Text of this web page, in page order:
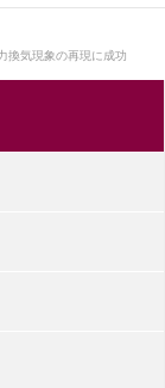
換気現象の再現に成功